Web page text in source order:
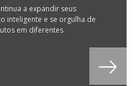
a expandir seus
inteligente e se orgulha de
em diferentes